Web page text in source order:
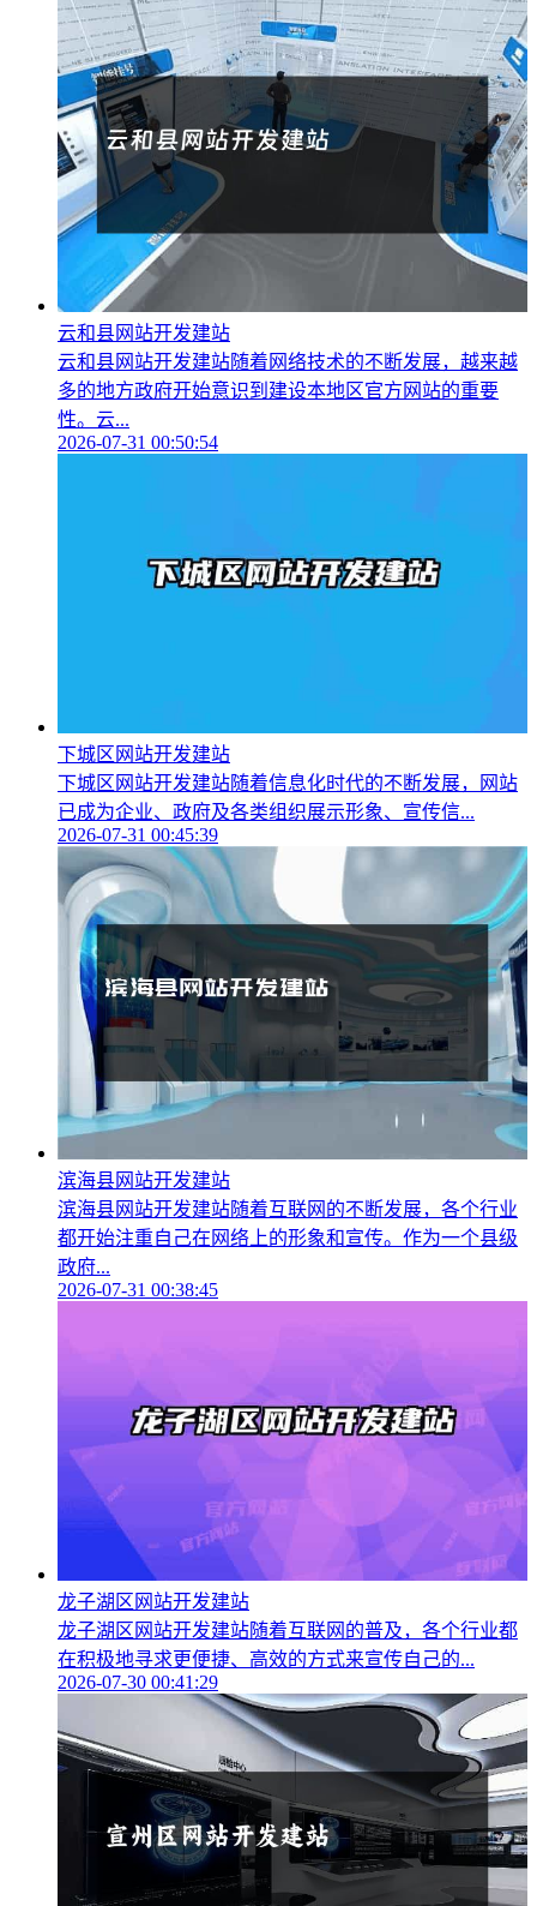
云和县网站开发建站
云和县网站开发建站随着网络技术的不断发展，越来越
多的地方政府开始意识到建设本地区官方网站的重要
性。云...
2026-07-31 00:50:54
下城区网站开发建站
下城区网站开发建站随着信息化时代的不断发展，网站
已成为企业、政府及各类组织展示形象、宣传信...
2026-07-31 00:45:39
滨海县网站开发建站
滨海县网站开发建站随着互联网的不断发展，各个行业
都开始注重自己在网络上的形象和宣传。作为一个县级
政府...
2026-07-31 00:38:45
龙子湖区网站开发建站
龙子湖区网站开发建站随着互联网的普及，各个行业都
在积极地寻求更便捷、高效的方式来宣传自己的...
2026-07-30 00:41:29